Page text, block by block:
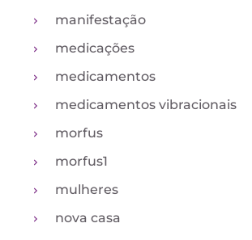
manifestação
medicações
medicamentos
medicamentos vibracionais
morfus
morfus1
mulheres
nova casa